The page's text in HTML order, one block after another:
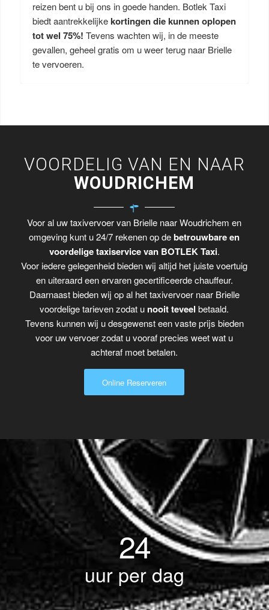
reizen bent u bij ons in goede handen. Botlek Taxi
biedt aantrekkelijkekortingen die kunnen oplopen
tot wel 75%! Tevens wachten wij, in de meeste
gevallen, geheel gratis om u weer terug naar Brielle
te vervoeren.
VOORDELIG VAN EN NAAR
WOUDRICHEM
Voor al uw taxivervoer van Brielle naar Woudrichem en
omgeving kunt u 24/7 rekenen op debetrouwbare en
voordelige taxiservice van BOTLEK Taxi.
Voor iedere gelegenheid bieden wij altijd het juiste voertuig
en uiteraard een ervaren gecertificeerde chauffeur.
Daarnaast bieden wij op al het taxivervoer naar Brielle
voordelige tarieven zodat u nooit teveel betaald.
Tevens kunnen wij u desgewenst een vaste prijs bieden
voor uw vervoer zodat u vooraf precies weet wat u
achteraf moet betalen.
Online Reserveren
24
uur per dag